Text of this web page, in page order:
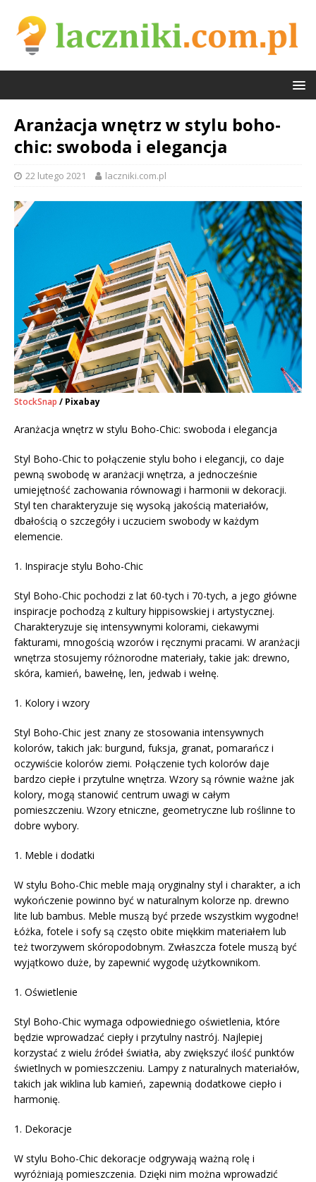
Aranżacja wnętrz w stylu boho-
chic: swoboda i elegancja
22 lutego 2021 laczniki.com.pl
StockSnap / Pixabay
Aranżacja wnętrz w stylu Boho-Chic: swoboda i elegancja
Styl Boho-Chic to połączenie stylu boho i elegancji, co daje
pewną swobodę w aranżacji wnętrza, a jednocześnie
umiejętność zachowania równowagi i harmonii w dekoracji.
Styl ten charakteryzuje się wysoką jakością materiałów,
dbałością o szczegóły i uczuciem swobody w każdym
elemencie.
1. Inspiracje stylu Boho-Chic
Styl Boho-Chic pochodzi z lat 60-tych i 70-tych, a jego główne
inspiracje pochodzą z kultury hippisowskiej i artystycznej.
Charakteryzuje się intensywnymi kolorami, ciekawymi
fakturami, mnogością wzorów i ręcznymi pracami. W aranżacji
wnętrza stosujemy różnorodne materiały, takie jak: drewno,
skóra, kamień, bawełnę, len, jedwab i wełnę.
1. Kolory i wzory
Styl Boho-Chic jest znany ze stosowania intensywnych
kolorów, takich jak: burgund, fuksja, granat, pomarańcz i
oczywiście kolorów ziemi. Połączenie tych kolorów daje
bardzo ciepłe i przytulne wnętrza. Wzory są równie ważne jak
kolory, mogą stanowić centrum uwagi w całym
pomieszczeniu. Wzory etniczne, geometryczne lub roślinne to
dobre wybory.
1. Meble i dodatki
W stylu Boho-Chic meble mają oryginalny styl i charakter, a ich
wykończenie powinno być w naturalnym kolorze np. drewno
lite lub bambus. Meble muszą być przede wszystkim wygodne!
Łóżka, fotele i sofy są często obite miękkim materiałem lub
też tworzywem skóropodobnym. Zwłaszcza fotele muszą być
wyjątkowo duże, by zapewnić wygodę użytkownikom.
1. Oświetlenie
Styl Boho-Chic wymaga odpowiedniego oświetlenia, które
będzie wprowadzać ciepły i przytulny nastrój. Najlepiej
korzystać z wielu źródeł światła, aby zwiększyć ilość punktów
świetlnych w pomieszczeniu. Lampy z naturalnych materiałów,
takich jak wiklina lub kamień, zapewnią dodatkowe ciepło i
harmonię.
1. Dekoracje
W stylu Boho-Chic dekoracje odgrywają ważną rolę i
wyróżniają pomieszczenia. Dzięki nim można wprowadzić